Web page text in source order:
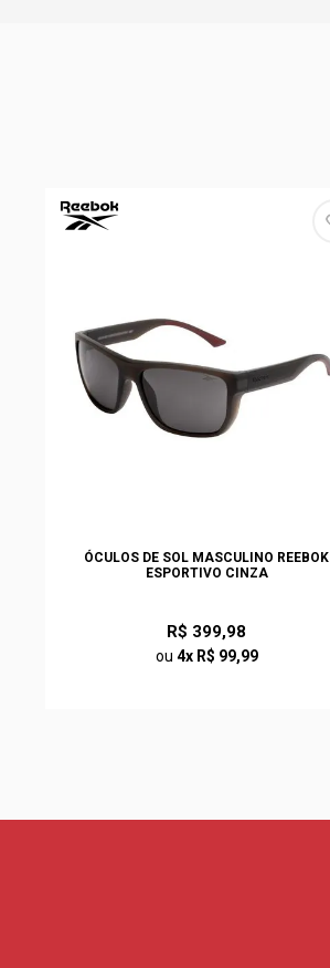
ÓCULOS DE SOL MASCULINO REEBOK
ESPORTIVO CINZA
R$ 399,98
ou 4x R$ 99,99